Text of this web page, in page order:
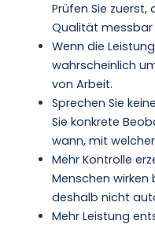
Prüfen Sie zuerst,
Qualität
Wenn die
wahrscheinlich
von Arbeit.
Sprechen Sie
Sie konkrete
wann, mit
Mehr Kontrolle
Menschen
deshalb nicht
Mehr Leistung